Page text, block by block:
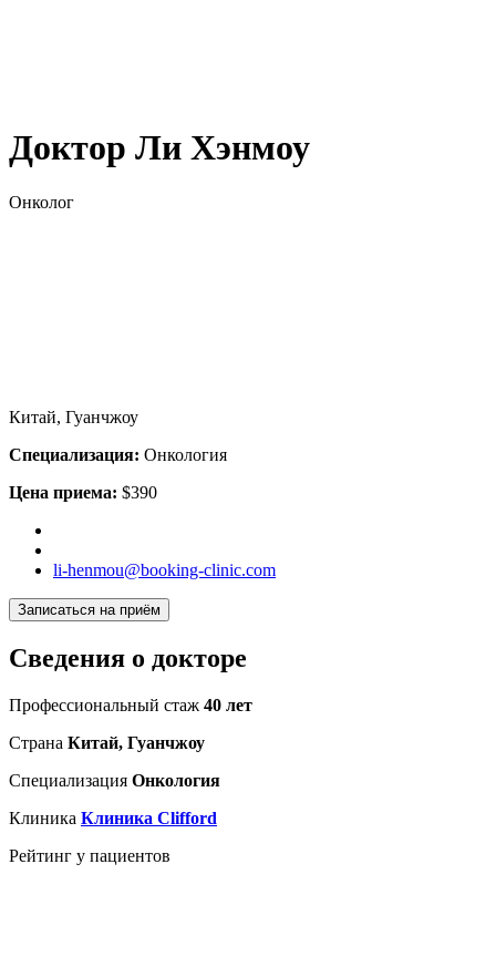
Доктор Ли Хэнмоу
Онколог
Китай, Гуанчжоу
Специализация: Онкология
Цена приема: $390
li-henmou@booking-clinic.com
Записаться на приём
Сведения о докторе
Профессиональный стаж 40 лет
Страна Китай, Гуанчжоу
Специализация Онкология
Клиника Клиника Clifford
Рейтинг у пациентов